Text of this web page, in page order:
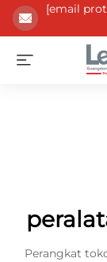
[email
Perangkat